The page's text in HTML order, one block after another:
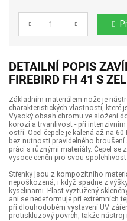
Počet
DETAILNÍ POPIS
FIREBIRD FH 41 S
Základním materiálem nože je
charakteristických vlastností, které
Vysoký obsah chromu ve složení
korozi a trvanlivost - při
ostří. Ocel čepele je kalená až na
bez nutnosti pravidelného broušení
práci s různými materiály. Čepel se
vysoce ceněn pro svou
Střenky jsou z kompozitního
nepoškozená, i když spadne z
kyselinami. Plast vyztužený
ani se nedeformuje při extrémních
při dlouhodobém vystavení UV
protiskluzový povrch, takže nástroj